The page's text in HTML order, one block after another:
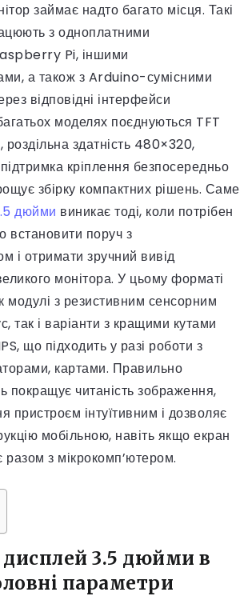
займає надто багато місця. Такі
з одноплатними
Pi, іншими
а також з Arduino-сумісними
відповідні інтерфейси
моделях поєднуються TFT
здатність 480×320,
кріплення безпосередньо
збірку компактних рішень. Саме
дюйми виникає тоді, коли потрібен
встановити поруч з
і отримати зручний вивід
монітора. У цьому форматі
модулі з резистивним сенсорним
так і варіанти з кращими кутами
що підходить у разі роботи з
картами. Правильно
покращує читаність зображення,
пристроєм інтуїтивним і дозволяє
мобільною, навіть якщо екран
разом з мікрокомп’ютером.
3.5 дюйми в
параметри